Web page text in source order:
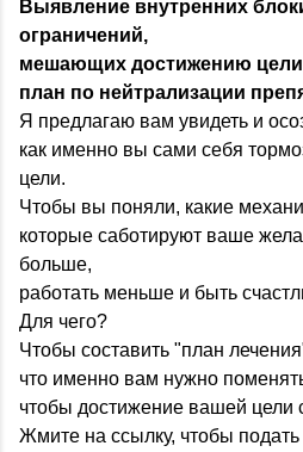
Выявление внутренних
ограничений,
мешающих достижению
план по нейтрализации
Я предлагаю вам увидеть и
как именно вы сами себя
цели.
Чтобы вы поняли, какие
которые саботируют ваше
больше,
работать меньше и быть
Для чего?
Чтобы составить "план
что именно вам нужно
чтобы достижение вашей цели
Жмите на ссылку, чтобы подать